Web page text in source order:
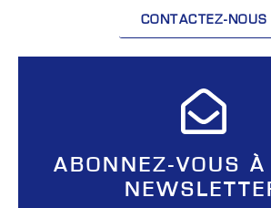
CONTACTEZ-NOUS
ABONNEZ-VOUS À